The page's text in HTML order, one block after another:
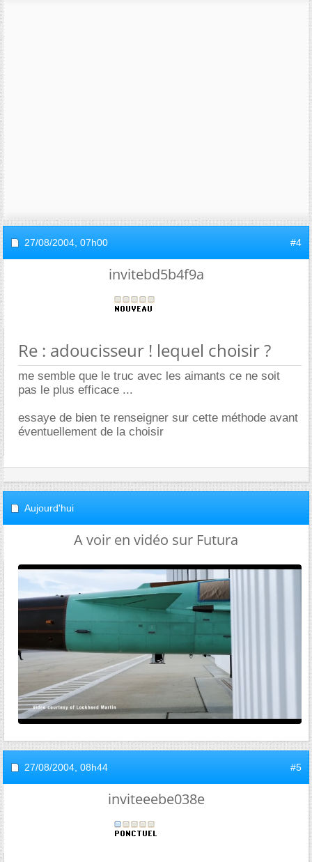
27/08/2004, 07h00 #4
invitebd5b4f9a
Re : adoucisseur ! lequel choisir ?
me semble que le truc avec les aimants ce ne soit
pas le plus efficace ...
essaye de bien te renseigner sur cette méthode avant
éventuellement de la choisir
Aujourd'hui
A voir en vidéo sur Futura
27/08/2004, 08h44 #5
inviteeebe038e